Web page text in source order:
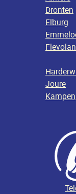
Dronten
Elburg
Joure
Kampen